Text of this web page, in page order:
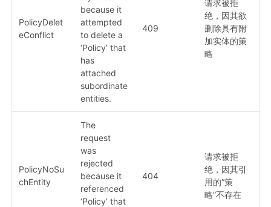
PolicyDelet
eConflict
because it
attempted
to delete a
‘Policy’ that
has
attached
subordinate
entities.
409
请求被拒
绝，因其欲
删除具有附
加实体的策
略
PolicyNoSu
chEntity
The
request
was
rejected
because it
referenced
‘Policy’ that
404
请求被拒
绝，因其引
用的“策
略”不存在